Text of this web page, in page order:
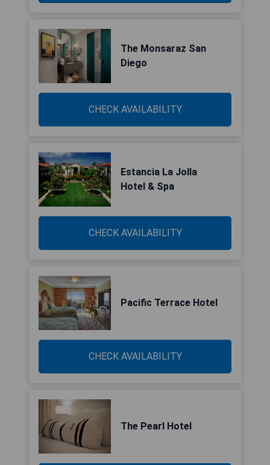
The Monsaraz San
Diego
CHECK AVAILABILITY
Estancia La Jolla
Hotel & Spa
CHECK AVAILABILITY
Pacific Terrace Hotel
CHECK AVAILABILITY
The Pearl Hotel